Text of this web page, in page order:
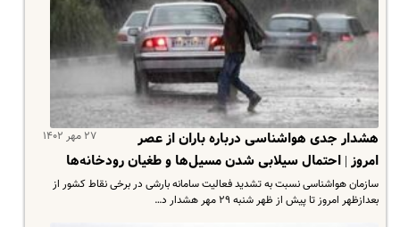
۲۷ مهر ۱۴۰۲
هشدار جدی هواشناسی درباره باران از عصر
امروز | احتمال سیلابی شدن مسیل‌ها و طغیان رودخانه‌ها
سازمان هواشناسی نسبت به تشدید فعالیت سامانه بارشی در برخی نقاط کشور از
بعدازظهر امروز تا پیش از ظهر شنبه ۲۹ مهر هشدار د…